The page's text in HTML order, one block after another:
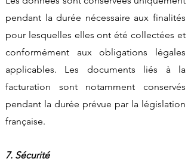
pendant la durée nécessaire aux finalités
pour lesquelles elles ont été collectées et
conformément aux obligations légales
applicables. Les documents liés à la
facturation sont notamment conservés
pendant la durée prévue par la législation
française.
7. Sécurité